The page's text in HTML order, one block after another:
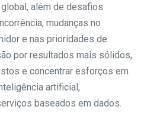
além de desafios
mudanças no
e nas prioridades de
por resultados mais sólidos,
e concentrar esforços em
artificial,
baseados em dados.